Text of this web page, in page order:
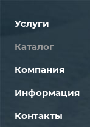
Услуги
Каталог
Компания
Информация
Контакты